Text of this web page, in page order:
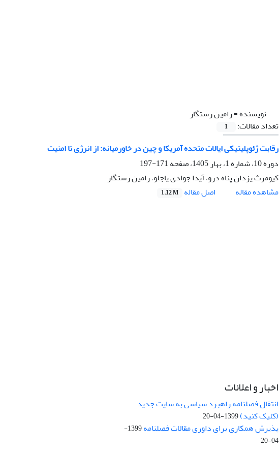
نویسنده =رامین رستگار
تعداد مقالات:
1
رقابت ژئوپلیتیکی ایالات متحده آمریکا و چین در خاورمیانه: از انرژی تا امنیت
دوره 10، شماره 1، بهار 1405، صفحه
171-197
کیومرث یزدان پناه درو، آیدا جوادی یاجلو، رامین رستگار
مشاهده مقاله
اصل مقاله 1.12 M
اخبار و اعلانات
انتقال فصلنامه راهبرد سیاسی به سایت جدید
(کلیک کنید)1399-04-20
پذیرش همکاری برای داوری مقالات فصلنامه
1399-
04-20